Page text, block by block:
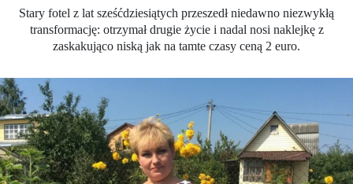
Stary fotel z lat sześćdziesiątych przeszedł niedawno niezwykłą
transformację: otrzymał drugie życie i nadal nosi naklejkę z
zaskakująco niską jak na tamte czasy ceną 2 euro.